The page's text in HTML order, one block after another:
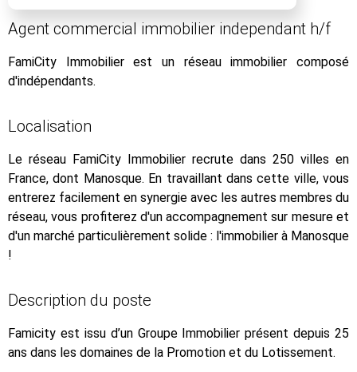
Agent commercial immobilier independant h/f
FamiCity Immobilier est un réseau immobilier composé
d'indépendants.
Localisation
Le réseau FamiCity Immobilier recrute dans 250 villes en
France, dont Manosque. En travaillant dans cette ville, vous
entrerez facilement en synergie avec les autres membres du
réseau, vous profiterez d'un accompagnement sur mesure et
d'un marché particulièrement solide : l'immobilier à Manosque
!
Description du poste
Famicity est issu d’un Groupe Immobilier présent depuis 25
ans dans les domaines de la Promotion et du Lotissement.